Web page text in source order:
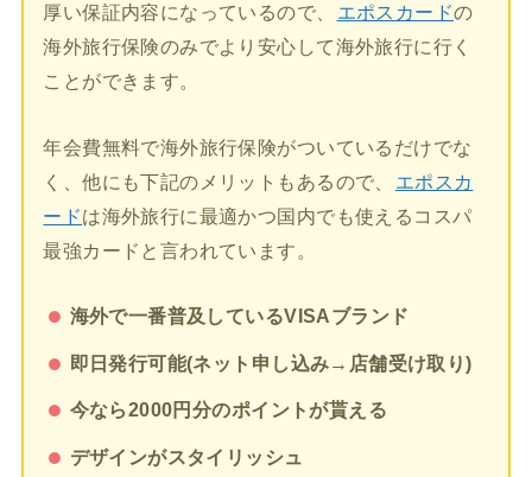
厚い保証内容になっているので、
エポスカードの
海外旅行保険のみでより安心して海外旅行に行く
ことができます。
年会費無料で海外旅行保険がついているだけでな
く、他にも下記のメリットもあるので、
エポスカ
ードは海外旅行に最適かつ国内でも使えるコスパ
最強カードと言われています。
海外で一番普及しているVISAブランド
即日発行可能(ネット申し込み→店舗受け取り)
今なら2000円分のポイントが貰える
デザインがスタイリッシュ